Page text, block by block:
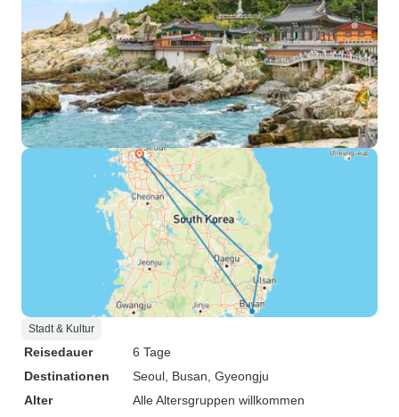
Stadt & Kultur
Reisedauer
6 Tage
Destinationen
Seoul , Busan , Gyeongju
Alter
Alle Altersgruppen willkommen